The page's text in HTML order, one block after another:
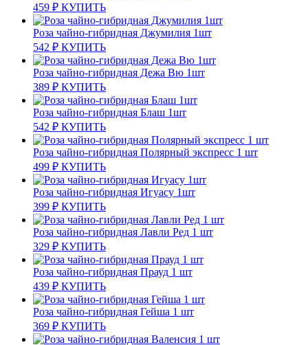
459 ₽ КУПИТЬ
Роза чайно-гибридная Джумилия 1шт
542 ₽ КУПИТЬ
Роза чайно-гибридная Дежа Вю 1шт
389 ₽ КУПИТЬ
Роза чайно-гибридная Блаш 1шт
542 ₽ КУПИТЬ
Роза чайно-гибридная Полярный экспресс 1 шт
499 ₽ КУПИТЬ
Роза чайно-гибридная Игуасу 1шт
399 ₽ КУПИТЬ
Роза чайно-гибридная Лавли Ред 1 шт
329 ₽ КУПИТЬ
Роза чайно-гибридная Прауд 1 шт
439 ₽ КУПИТЬ
Роза чайно-гибридная Гейша 1 шт
369 ₽ КУПИТЬ